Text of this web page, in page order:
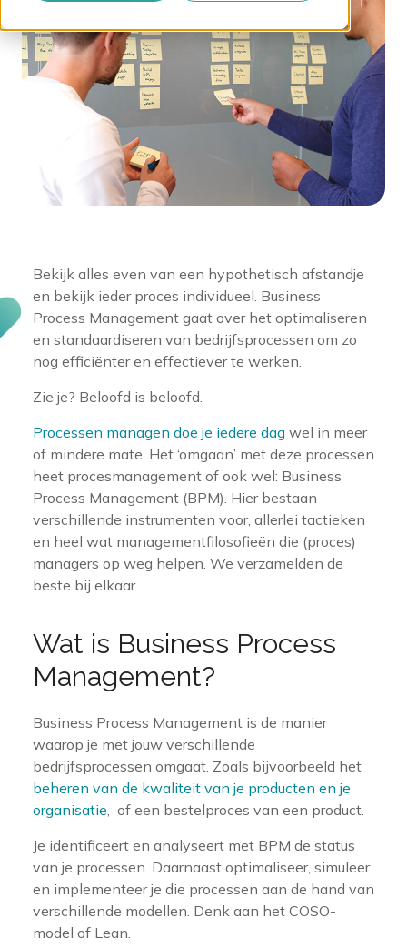
Bekijk alles even van een hypothetisch afstandje
en bekijk ieder proces individueel. Business
Process Management gaat over het optimaliseren
en standaardiseren van bedrijfsprocessen om zo
nog efficiënter en effectiever te werken.
Zie je? Beloofd is beloofd.
Processen managen doe je iedere dag wel in meer
of mindere mate. Het ‘omgaan’ met deze processen
heet procesmanagement of ook wel: Business
Process Management (BPM). Hier bestaan
verschillende instrumenten voor, allerlei tactieken
en heel wat managementfilosofieën die (proces)
managers op weg helpen. We verzamelden de
beste bij elkaar.
Wat is Business Process
Management?
Business Process Management is de manier
waarop je met jouw verschillende
bedrijfsprocessen omgaat. Zoals bijvoorbeeld het
beheren van de kwaliteit van je producten en je
organisatie , of een bestelproces van een product.
Je identificeert en analyseert met BPM de status
van je processen. Daarnaast optimaliseer, simuleer
en implementeer je die processen aan de hand van
verschillende modellen. Denk aan het COSO-
model of Lean.